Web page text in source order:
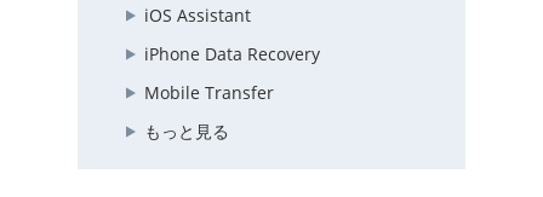
iOS Assistant
iPhone Data Recovery
Mobile Transfer
もっと見る